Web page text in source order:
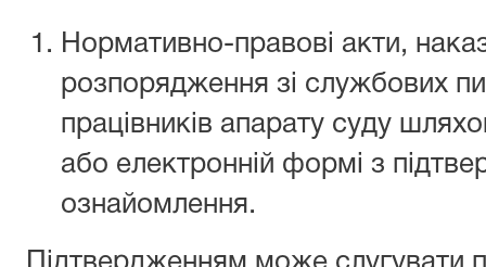
Нормативно-правові акти,
розпорядження зі службових
працівників апарату суду
або електронній формі з
ознайомлення.